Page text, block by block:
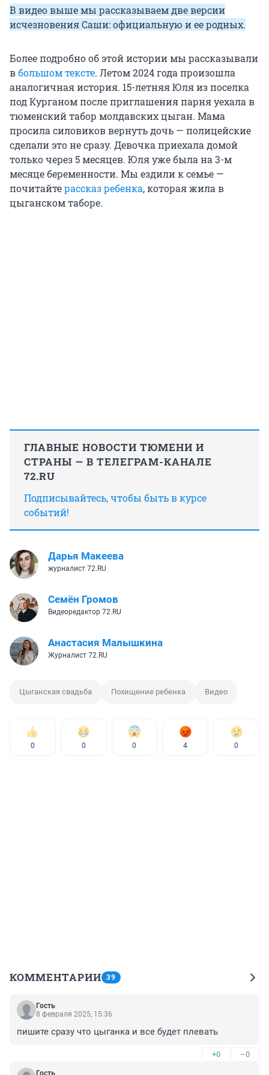
В видео выше мы рассказываем две версии
исчезновения Саши: официальную и ее родных.
Более подробно об этой истории мы рассказывали
вбольшом тексте. Летом 2024 года произошла
аналогичная история. 15-летняя Юля из поселка
под Курганом после приглашения парня уехала в
тюменский табор молдавских цыган. Мама
просила силовиков вернуть дочь — полицейские
сделали это не сразу. Девочка приехала домой
только через 5 месяцев. Юля уже была на 3-м
месяце беременности. Мы ездили к семье —
почитайтерассказ ребенка, которая жила в
цыганском таборе.
ГЛАВНЫЕ НОВОСТИ ТЮМЕНИ И
СТРАНЫ — В ТЕЛЕГРАМ-КАНАЛЕ
72.RU
Подписывайтесь, чтобы быть в курсе
событий!
Дарья Макеева
журналист 72.RU
Семён Громов
Видеоредактор 72.RU
Анастасия Малышкина
Журналист 72.RU
Цыганская свадьба Похищение ребенка Видео
0 0 0 4 0
КОММЕНТАРИИ 39
Гость
8 февраля 2025, 15:36
пишите сразу что цыганка и все будет плевать
+0 –0
Гость